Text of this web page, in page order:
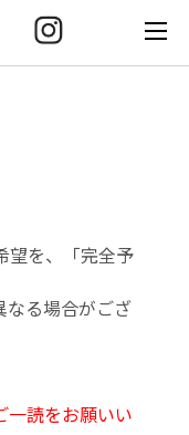
望を、「完全予
なる場合がござ
読をお願いい